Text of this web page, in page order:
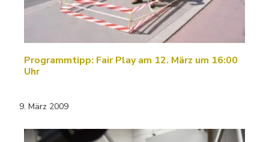
Programmtipp: Fair Play am 12. März um 16:00
Uhr
9. März 2009